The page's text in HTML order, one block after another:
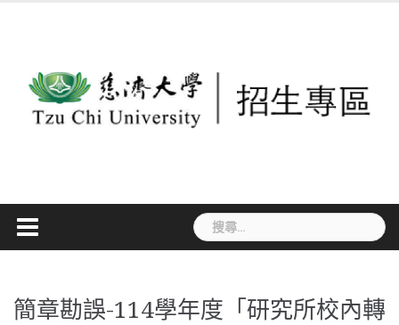
搜
尋
字:
簡章勘誤-114學年度「研究所校內轉